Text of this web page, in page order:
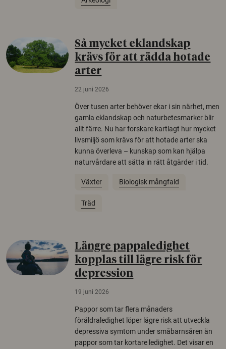
Så mycket eklandskap
krävs för att rädda hotade
arter
22 juni 2026
Över tusen arter behöver ekar i sin närhet, men
gamla eklandskap och naturbetesmarker blir
allt färre. Nu har forskare kartlagt hur mycket
livsmiljö som krävs för att hotade arter ska
kunna överleva – kunskap som kan hjälpa
naturvårdare att sätta in rätt åtgärder i tid.
Växter Biologisk mångfald
Träd
Längre pappaledighet
kopplas till lägre risk för
depression
19 juni 2026
Pappor som tar flera månaders
föräldraledighet löper lägre risk att utveckla
depressiva symtom under småbarnsåren än
pappor som tar kortare ledighet. Det visar en